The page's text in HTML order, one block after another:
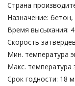
Страна
Назначение:
Время высыхания:
Скорость
Мин. температура
Макс. температура
Срок годности: 18